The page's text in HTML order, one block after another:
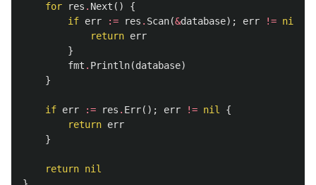
for
res . Next ()
{
if err := res . Scan(&database); err != nil
return err
}
fmt . Println(database)
}
if err := res . Err(); err != nil
{
return err
}
return nil